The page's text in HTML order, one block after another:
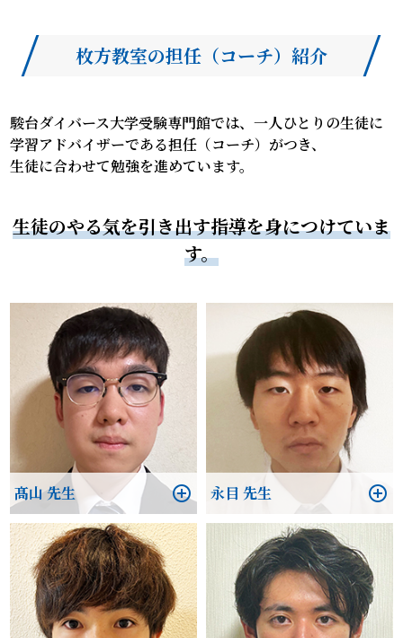
やっていた非効率な勉強法を正しい方向に導きます。詳し
くは教室でお待ちしておりますので、お気軽にお問い合わ
せください。
枚方教室の担任（コーチ）紹介
駿台ダイバース大学受験専門館では、一人ひとりの生徒に
学習アドバイザーである担任（コーチ）がつき、
生徒に合わせて勉強を進めています。
生徒のやる気を引き出す指導を身につけていま
す。
髙山 先生 永目 先生